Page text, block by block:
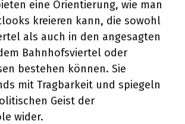
eine Orientierung, wie man
kreieren kann, die sowohl
als auch in den angesagten
Bahnhofsviertel oder
bestehen können. Sie
mit Tragbarkeit und spiegeln
Geist der
wider.